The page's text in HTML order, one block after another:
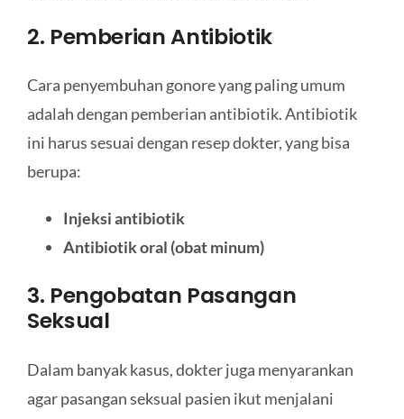
2. Pemberian Antibiotik
Cara penyembuhan gonore yang paling umum
adalah dengan pemberian antibiotik. Antibiotik
ini harus sesuai dengan resep dokter, yang bisa
berupa:
Injeksi antibiotik
Antibiotik oral (obat minum)
3. Pengobatan Pasangan
Seksual
Dalam banyak kasus, dokter juga menyarankan
agar pasangan seksual pasien ikut menjalani